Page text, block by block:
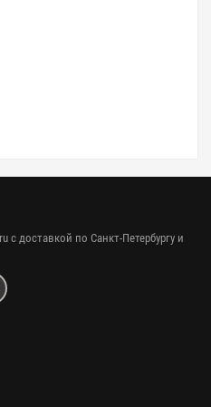
с доставкой по Санкт-Петербургу и